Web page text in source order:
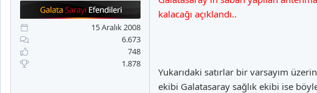
a
i
h
15 Aralık 2008
6.673
748
1.878
kalacağı açıklandı..
Yukarıdaki satırlar bir varsayım
ekibi Galatasaray sağlık ekibi ise